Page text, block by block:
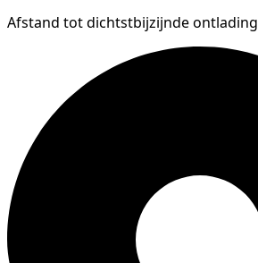
Afstand tot dichtstbijzijnde ontlading